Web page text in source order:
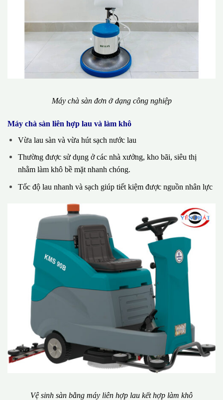
Máy chà sàn đơn ở dạng công nghiệp
Máy chà sàn liên hợp lau và làm khô
Vừa lau sàn và vừa hút sạch nước lau
Thường được sử dụng ở các nhà xưởng, kho bãi, siêu thị
nhằm làm khô bề mặt nhanh chóng.
Tốc độ lau nhanh và sạch giúp tiết kiệm được nguồn nhân lực
Vệ sinh sàn bằng máy liên hợp lau kết hợp làm khô